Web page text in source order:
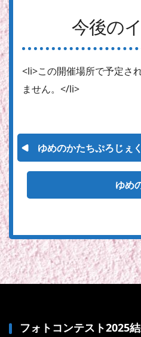
今後の
<li>この開催場所で予定さ
ません。</li>
ゆめのかたちぷろじぇ
ゆめ
フォトコンテスト2025